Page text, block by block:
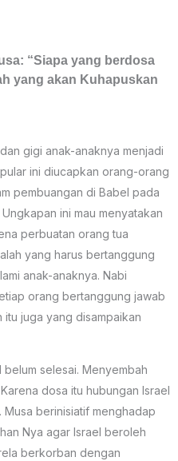
“Siapa yang berdosa
yang akan Kuhapuskan
gigi anak-anaknya menjadi
ini diucapkan orang-orang
pembuangan di Babel pada
ini mau menyatakan
perbuatan orang tua
yang harus bertanggung
anak-anaknya. Nabi
orang bertanggung jawab
itu juga yang disampaikan
selesai. Menyembah
dosa itu hubungan Israel
berinisiatif menghadap
Nya agar Israel beroleh
berkorban dengan